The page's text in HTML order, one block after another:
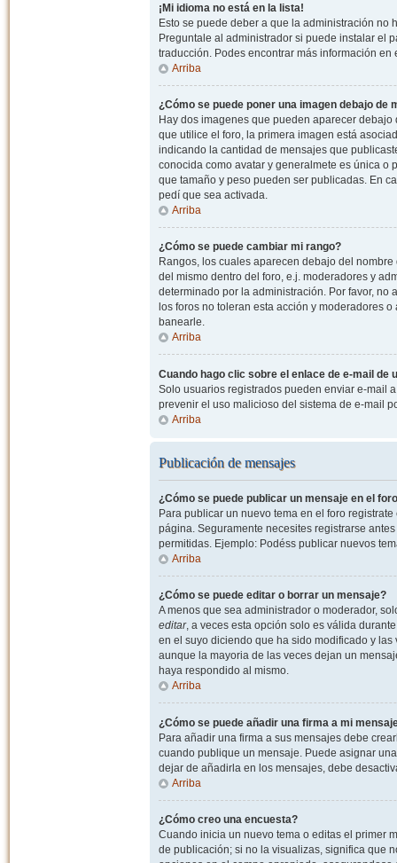
¡Mi idioma no está en la lista!
Esto se puede deber a que la administración no
Preguntale al administrador si puede instalar el
traducción. Podes encontrar más información
Arriba
¿Cómo se puede poner una imagen debajo de
Hay dos imagenes que pueden aparecer
que utilice el foro, la primera imagen está
indicando la cantidad de mensajes que
conocida como avatar y generalmete es única o
que tamaño y peso pueden ser publicadas. En
pedí que sea activada.
Arriba
¿Cómo se puede cambiar mi rango?
Rangos, los cuales aparecen debajo del
del mismo dentro del foro, e.j. moderadores y
determinado por la administración. Por favor,
los foros no toleran esta acción y moderadores
banearle.
Arriba
Cuando hago clic sobre el enlace de e-mail de
Solo usuarios registrados pueden enviar e-mail
prevenir el uso malicioso del sistema de e-mail
Arriba
Publicación de mensajes
¿Cómo se puede publicar un mensaje en el
Para publicar un nuevo tema en el foro
página. Seguramente necesites registrarse
permitidas. Ejemplo: Podéss publicar nuevos
Arriba
¿Cómo se puede editar o borrar un mensaje?
A menos que sea administrador o moderador,
editar, a veces esta opción solo es válida
en el suyo diciendo que ha sido modificado y
aunque la mayoria de las veces dejan un
haya respondido al mismo.
Arriba
¿Cómo se puede añadir una firma a mi
Para añadir una firma a sus mensajes debe
cuando publique un mensaje. Puede asignar
dejar de añadirla en los mensajes, debe
Arriba
¿Cómo creo una encuesta?
Cuando inicia un nuevo tema o editas el primer
de publicación; si no la visualizas, significa que